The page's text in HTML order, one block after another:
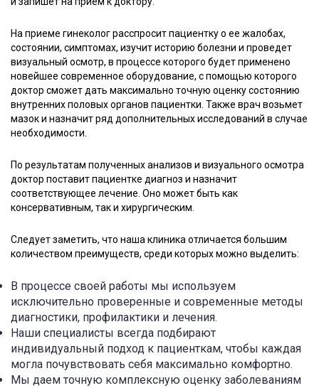
На приеме гинеколог расспросит пациентку о ее жалобах,
состоянии, симптомах, изучит историю болезни и проведет
визуальный осмотр, в процессе которого будет применено
новейшее современное оборудование, с помощью которого
доктор сможет дать максимально точную оценку состоянию
внутренних половых органов пациентки. Также врач возьмет
мазок и назначит ряд дополнительных исследований в случае
необходимости.
По результатам полученных анализов и визуального осмотра
доктор поставит пациентке диагноз и назначит
соответствующее лечение. Оно может быть как
консервативным, так и хирургическим.
Следует заметить, что наша клиника отличается большим
количеством преимуществ, среди которых можно выделить:
В процессе своей работы мы используем
исключительно проверенные и современные методы
диагностики, профилактики и лечения.
Наши специалисты всегда подбирают
индивидуальный подход к пациенткам, чтобы каждая
могла почувствовать себя максимально комфортно.
Мы даем точную комплексную оценку заболеваниям